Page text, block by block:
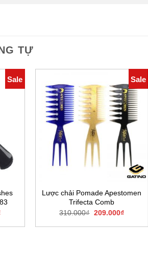
TỰ
Sale
Current
is:
Sale
Lược chải Pomade Apestomen
Trifecta Comb
310.000₫ Original
was:
209.000₫Current
is: